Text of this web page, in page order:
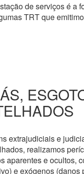
de serviços é
TRT que
extrajudiciais e
realizamos
aparentes e ocultos,
e exógenos